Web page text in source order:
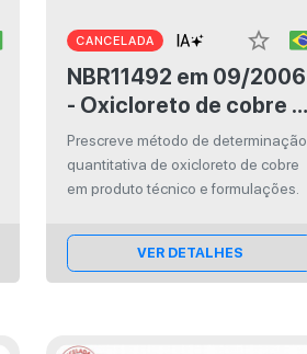
CANCELADA
star_border
NBR11492 em 09/2006
- Oxicloreto de cobre -
Análise por titulação
Prescreve método de determinação
quantitativa de oxicloreto de cobre
em produto técnico e formulações.
VER DETALHES